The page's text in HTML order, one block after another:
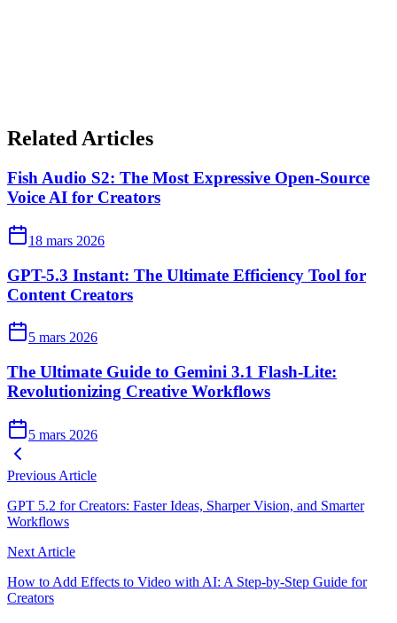
Related Articles
Fish Audio S2: The Most Expressive Open-Source
Voice AI for Creators
18 mars 2026
GPT-5.3 Instant: The Ultimate Efficiency Tool for
Content Creators
5 mars 2026
The Ultimate Guide to Gemini 3.1 Flash-Lite:
Revolutionizing Creative Workflows
5 mars 2026
Previous Article
GPT 5.2 for Creators: Faster Ideas, Sharper Vision, and Smarter
Workflows
Next Article
How to Add Effects to Video with AI: A Step‑by‑Step Guide for
Creators